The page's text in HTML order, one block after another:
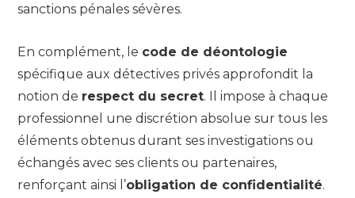
sanctions pénales sévères.
En complément, le code de déontologie
spécifique aux détectives privés approfondit la
notion de respect du secret. Il impose à chaque
professionnel une discrétion absolue sur tous les
éléments obtenus durant ses investigations ou
échangés avec ses clients ou partenaires,
renforçant ainsi l’obligation de confidentialité.